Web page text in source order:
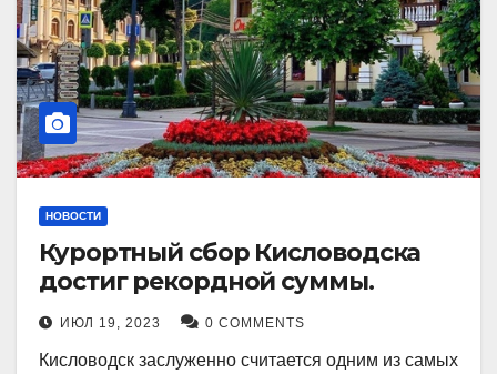
НОВОСТИ
Курортный сбор Кисловодска
достиг рекордной суммы.
ИЮЛ 19, 2023 0 COMMENTS
Кисловодск заслуженно считается одним из самых